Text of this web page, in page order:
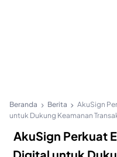
Beranda Berita
AkuSign
untuk Dukung Keamanan
AkuSign Perkuat